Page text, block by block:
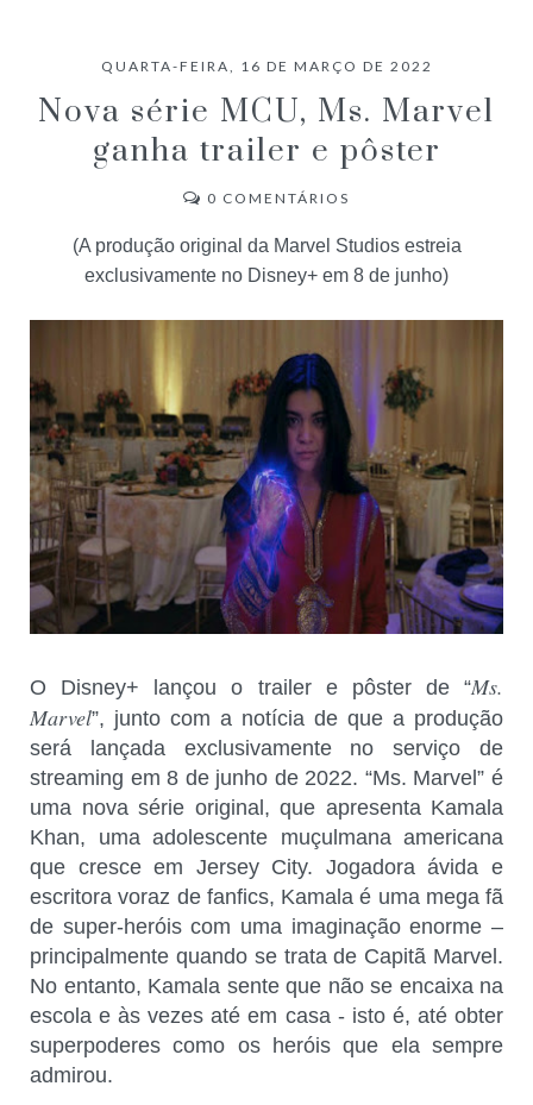
QUARTA-FEIRA, 16 DE MARÇO DE 2022
Nova série MCU, Ms. Marvel
ganha trailer e pôster
0 COMENTÁRIOS
(A produção original da Marvel Studios estreia
exclusivamente no Disney+ em 8 de junho)
O Disney+ lançou o trailer e pôster de “Ms.
Marvel”, junto com a notícia de que a produção
será lançada exclusivamente no serviço de
streaming em 8 de junho de 2022. “Ms. Marvel” é
uma nova série original, que apresenta Kamala
Khan, uma adolescente muçulmana americana
que cresce em Jersey City. Jogadora ávida e
escritora voraz de fanfics, Kamala é uma mega fã
de super-heróis com uma imaginação enorme –
principalmente quando se trata de Capitã Marvel.
No entanto, Kamala sente que não se encaixa na
escola e às vezes até em casa - isto é, até obter
superpoderes como os heróis que ela sempre
admirou.